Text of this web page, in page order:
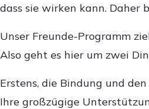
dass sie wirken kann. Daher
Unser Freunde-Programm
Also geht es hier um zwei
Erstens, die Bindung und
Ihre großzügige